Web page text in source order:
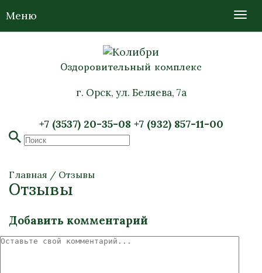
Оздоровительный комплекс
г. Орск, ул. Беляева, 7а
+7 (3537) 20-35-08 +7 (932) 857-11-00
Меню
Главная / Отзывы
Отзывы
Добавить комментарий